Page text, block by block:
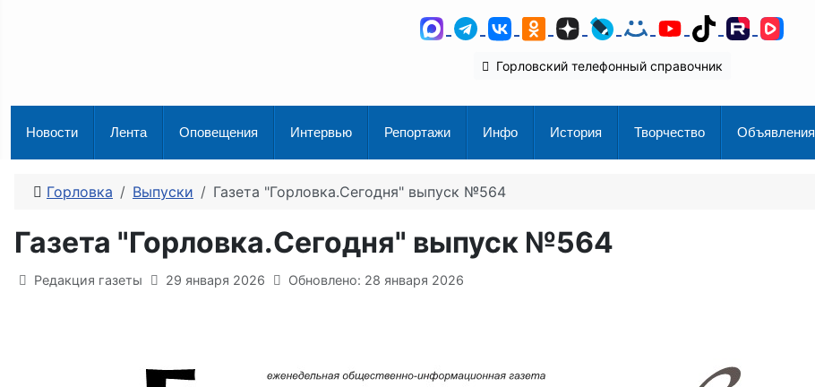
MAXTelegram
ВКонтакте
Одноклассники
ДзенLiveJournal
Мой Мир
YouTube
TikTokRutube
Горловский телефонный справочник
Новости Лента Оповещения Интервью Репортажи Инфо История Творчество Объявления
Горловка Выпуски Газета "Горловка.Сегодня" выпуск №564
Газета "Горловка.Сегодня" выпуск №564
Информация о материале
Редакция газеты 29 января 2026 Обновлено: 28 января 2026